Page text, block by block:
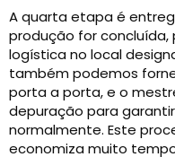
A quarta etapa é
produção for
logística no local
também podemos
porta a porta, e o
depuração para
normalmente. Este
economiza muito